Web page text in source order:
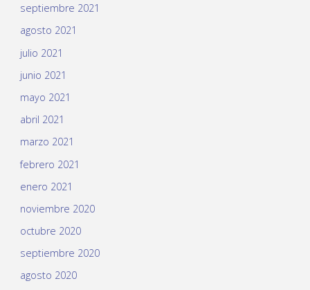
septiembre 2021
agosto 2021
julio 2021
junio 2021
mayo 2021
abril 2021
marzo 2021
febrero 2021
enero 2021
noviembre 2020
octubre 2020
septiembre 2020
agosto 2020